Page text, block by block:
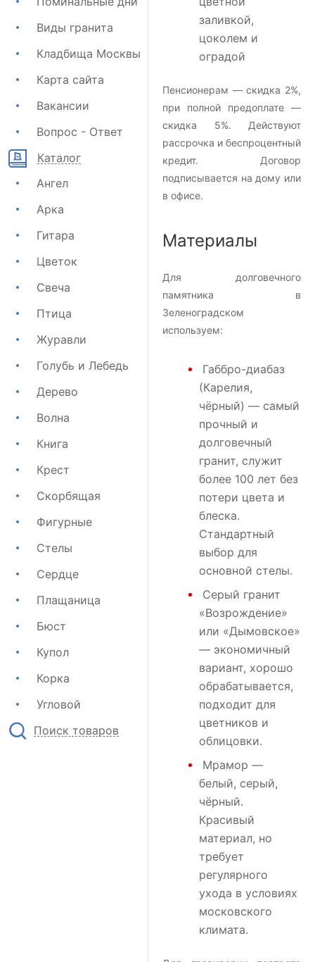
Виды гранита
Кладбища Москвы
Карта сайта
Вакансии
Вопрос - Ответ
Каталог
Ангел
Арка
Гитара
Цветок
Свеча
Птица
Журавли
Голубь и Лебедь
Дерево
Волна
Книга
Крест
Скорбящая
Фигурные
Стелы
Сердце
Плащаница
Бюст
Купол
Корка
Угловой
Поиск товаров
заливкой,
цоколем и
оградой
Пенсионерам — скидка 2%,
при полной предоплате —
скидка 5%. Действуют
рассрочка и беспроцентный
кредит. Договор
подписывается на дому или
в офисе.
Материалы
Для долговечного
памятника в
Зеленоградском
используем:
Габбро-диабаз
(Карелия,
чёрный) — самый
прочный и
долговечный
гранит, служит
более 100 лет без
потери цвета и
блеска.
Стандартный
выбор для
основной стелы.
Серый гранит
«Возрождение»
или «Дымовское»
— экономичный
вариант, хорошо
обрабатывается,
подходит для
цветников и
облицовки.
Мрамор —
белый, серый,
чёрный.
Красивый
материал, но
требует
регулярного
ухода в условиях
московского
климата.